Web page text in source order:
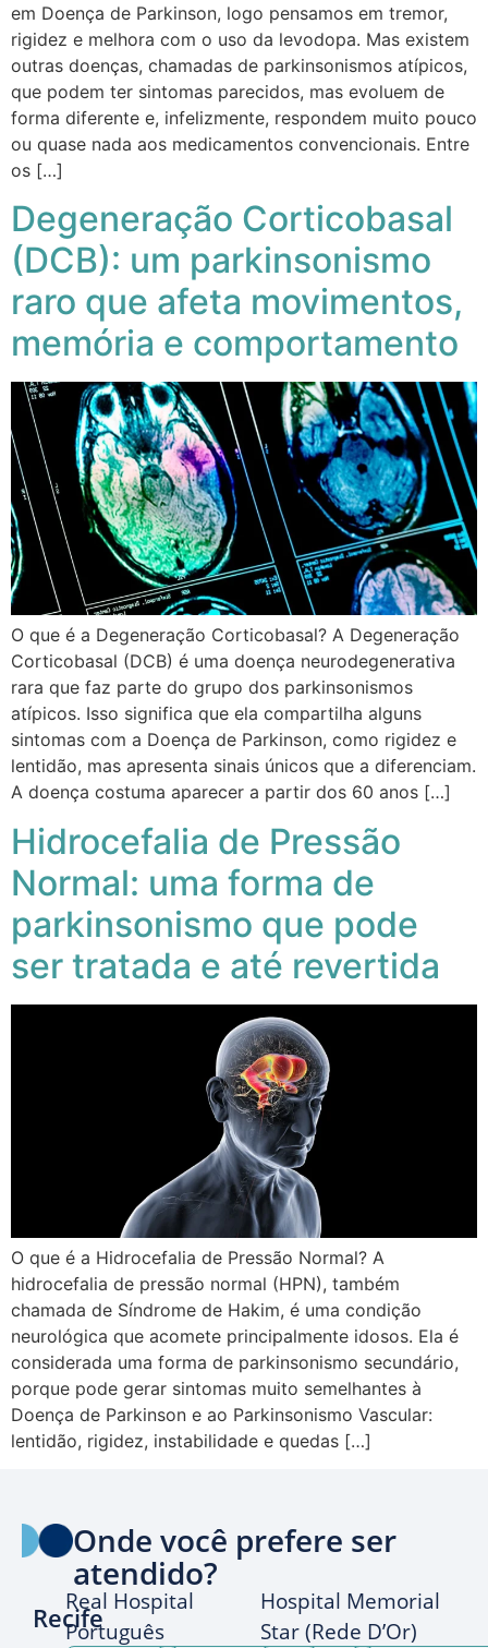
em Doença de Parkinson, logo pensamos em tremor,
rigidez e melhora com o uso da levodopa. Mas existem
outras doenças, chamadas de parkinsonismos atípicos,
que podem ter sintomas parecidos, mas evoluem de
forma diferente e, infelizmente, respondem muito pouco
ou quase nada aos medicamentos convencionais. Entre
os […]
Degeneração Corticobasal
(DCB): um parkinsonismo
raro que afeta movimentos,
memória e comportamento
O que é a Degeneração Corticobasal? A Degeneração
Corticobasal (DCB) é uma doença neurodegenerativa
rara que faz parte do grupo dos parkinsonismos
atípicos. Isso significa que ela compartilha alguns
sintomas com a Doença de Parkinson, como rigidez e
lentidão, mas apresenta sinais únicos que a diferenciam.
A doença costuma aparecer a partir dos 60 anos […]
Hidrocefalia de Pressão
Normal: uma forma de
parkinsonismo que pode
ser tratada e até revertida
O que é a Hidrocefalia de Pressão Normal? A
hidrocefalia de pressão normal (HPN), também
chamada de Síndrome de Hakim, é uma condição
neurológica que acomete principalmente idosos. Ela é
considerada uma forma de parkinsonismo secundário,
porque pode gerar sintomas muito semelhantes à
Doença de Parkinson e ao Parkinsonismo Vascular:
lentidão, rigidez, instabilidade e quedas […]
Onde você prefere ser
atendido?
RecifeReal Hospital
Português
Hospital Memorial
Star (Rede D’Or)